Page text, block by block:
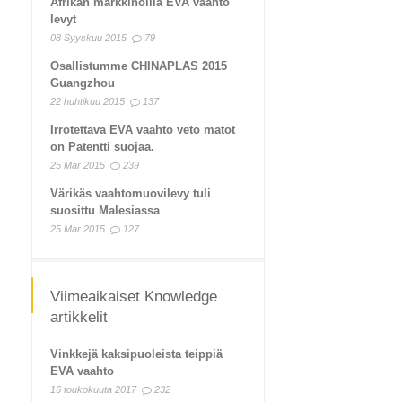
levyt
08 Syyskuu 2015 79
Osallistumme CHINAPLAS 2015
Guangzhou
22 huhtikuu 2015 137
Irrotettava EVA vaahto veto matot
on Patentti suojaa.
25 Mar 2015 239
Värikäs vaahtomuovilevy tuli
suosittu Malesiassa
25 Mar 2015 127
Viimeaikaiset Knowledge
artikkelit
Vinkkejä kaksipuoleista teippiä
EVA vaahto
16 toukokuuta 2017 232